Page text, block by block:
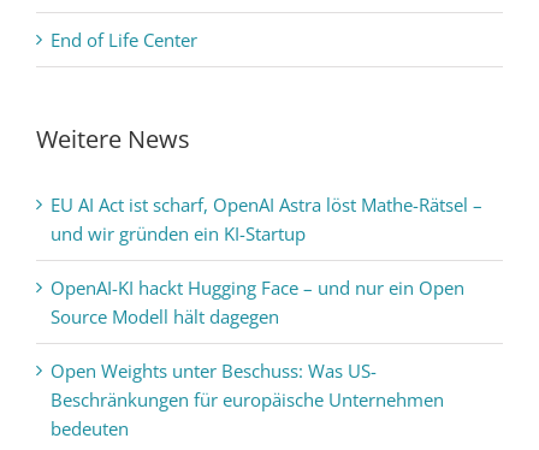
End of Life Center
Weitere News
EU AI Act ist scharf, OpenAI Astra löst Mathe-Rätsel –
und wir gründen ein KI-Startup
OpenAI-KI hackt Hugging Face – und nur ein Open
Source Modell hält dagegen
Open Weights unter Beschuss: Was US-
Beschränkungen für europäische Unternehmen
bedeuten